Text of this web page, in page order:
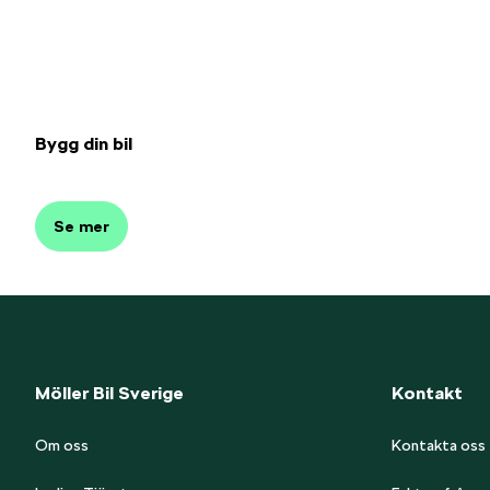
Bygg din bil
Se mer
Möller Bil Sverige
Om oss
Kontakt
Kontakta oss